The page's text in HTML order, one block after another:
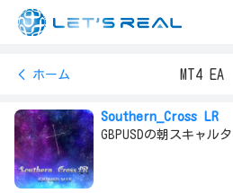
ホーム MT4 EA
Southern_Cross LR
GBPUSDの朝スキャル